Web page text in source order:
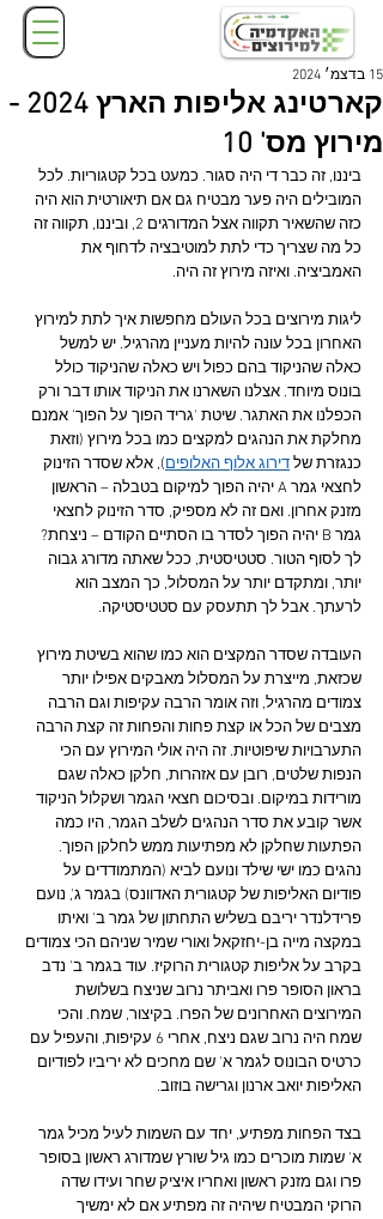
קארטינג אליפות הארץ 2024 -
מירוץ מס' 10
15 בדצמ׳ 2024
ביננו, זה כבר די היה סגור. כמעט בכל קטגוריות. לכל
המובילים היה פער מבטיח גם אם תיאורטית הוא היה
כזה שהשאיר תקווה אצל המדורגים 2, וביננו, תקווה זה
כל מה שצריך כדי לתת למוטיבציה לדחוף את
האמביציה. ואיזה מירוץ זה היה.
ליגות מירוצים בכל העולם מחפשות איך לתת למירוץ
האחרון בכל עונה להיות מעניין מהרגיל. יש למשל
כאלה שהניקוד בהם כפול ויש כאלה שהניקוד כולל
בונוס מיוחד. אצלנו השארנו את הניקוד אותו דבר ורק
הכפלנו את האתגר. שיטת 'גריד הפוך על הפוך' אמנם
מחלקת את הנהגים למקצים כמו בכל מירוץ (וזאת
כנגזרת של דירוג אלוף האלופים), אלא שסדר הזינוק
לחצאי גמר A יהיה הפוך למיקום בטבלה – הראשון
מזנק אחרון. ואם זה לא מספיק, סדר הזינוק לחצאי
גמר B יהיה הפוך לסדר בו הסתיים הקודם – ניצחת?
לך לסוף הטור. סטטיסטית, ככל שאתה מדורג גבוה
יותר, ומתקדם יותר על המסלול, כך המצב הוא
לרעתך. אבל לך תתעסק עם סטטיסטיקה.
העובדה שסדר המקצים הוא כמו שהוא בשיטת מירוץ
שכזאת, מייצרת על המסלול מאבקים אפילו יותר
צמודים מהרגיל, וזה אומר הרבה עקיפות וגם הרבה
מצבים של הכל או קצת פחות והפחות זה קצת הרבה
התערבויות שיפוטיות. זה היה אולי המירוץ עם הכי
הנפות שלטים, רובן עם אזהרות, חלקן כאלה שגם
מורידות במיקום. ובסיכום חצאי הגמר ושקלול הניקוד
אשר קובע את סדר הנהגים לשלב הגמר, היו כמה
הפתעות שחלקן לא מפתיעות ממש לחלקן הפוך.
נהגים כמו ישי שילד ונועם לביא (המתמודדים על
פודיום האליפות של קטגורית האדוונס) בגמר ג', נועם
פרידלנדר יריבם בשליש התחתון של גמר ב' ואיתו
במקצה מייה בן-יחזקאל ואורי שמיר שניהם הכי צמודים
בקרב על אליפות קטגורית הרוקיז. עוד בגמר ב' נדב
בראון הסופר פרו ואביתר נרוב שניצח בשלושת
המירוצים האחרונים של הפרו. בקיצור, שמח. והכי
שמח היה נרוב שגם ניצח, אחרי 6 עקיפות, והעפיל עם
כרטיס הבונוס לגמר א' שם מחכים לא יריביו לפודיום
האליפות יואב ארנון וגרישה בוזוב.
בצד הפחות מפתיע, יחד עם השמות לעיל מכיל גמר
א' שמות מוכרים כמו גיל שורץ שמדורג ראשון בסופר
פרו וגם מזנק ראשון ואחריו איציק שחר ועידו שדה
הרוקי המבטיח שיהיה זה מפתיע אם לא ימשיך